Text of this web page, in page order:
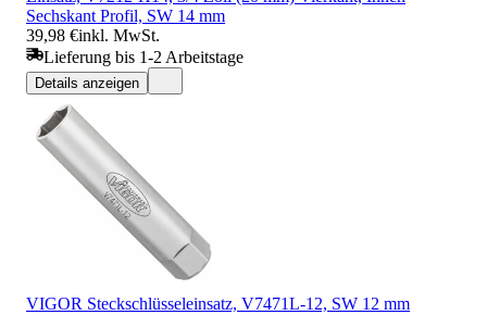
Sechskant Profil, SW 14 mm
39,98 €inkl. MwSt.
Lieferung bis 1-2 Arbeitstage
Details anzeigen
VIGOR Steckschlüsseleinsatz, V7471L-12, SW 12 mm